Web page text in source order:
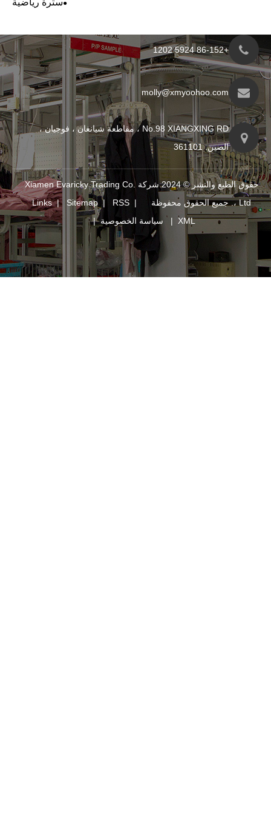
No.98 XIANGXING RD ، مقاطعة شيانغان ، فوجيان ،
حقوق الطبع والنشر © 2024 شركة Xiamen Evaricky Trading Co.
Links | Sitemap|RSS|
|سياسة الخصوصية|